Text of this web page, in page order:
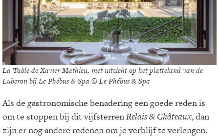
La Table de Xavier Mathieu, met uitzicht op het platteland van de
Luberon bij Le Phébus & Spa © Le Phébus & Spa
Als de gastronomische benadering een goede reden is
om te stoppen bij dit vijfsterrenRelais & Châteaux, dan
zijn er nog andere redenen om je verblijf te verlengen.